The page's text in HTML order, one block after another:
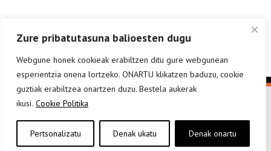
Zure pribatutasuna balioesten dugu
Webgune honek cookieak erabiltzen ditu gure webgunean
esperientzia onena lortzeko. ONARTU klikatzen baduzu, cookie
guztiak erabiltzea onartzen duzu. Bestela aukerak
ikusi. Cookie Politika
Pertsonalizatu Denak ukatu Denak onartu